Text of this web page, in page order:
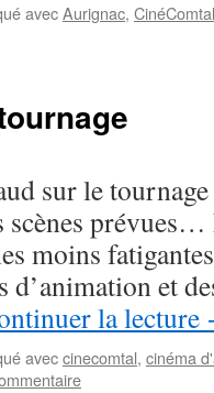
avecAurignac, CinéComtal
sur le
scènes
moins
d’animation et
la lecture
aveccinecomtal, cinéma